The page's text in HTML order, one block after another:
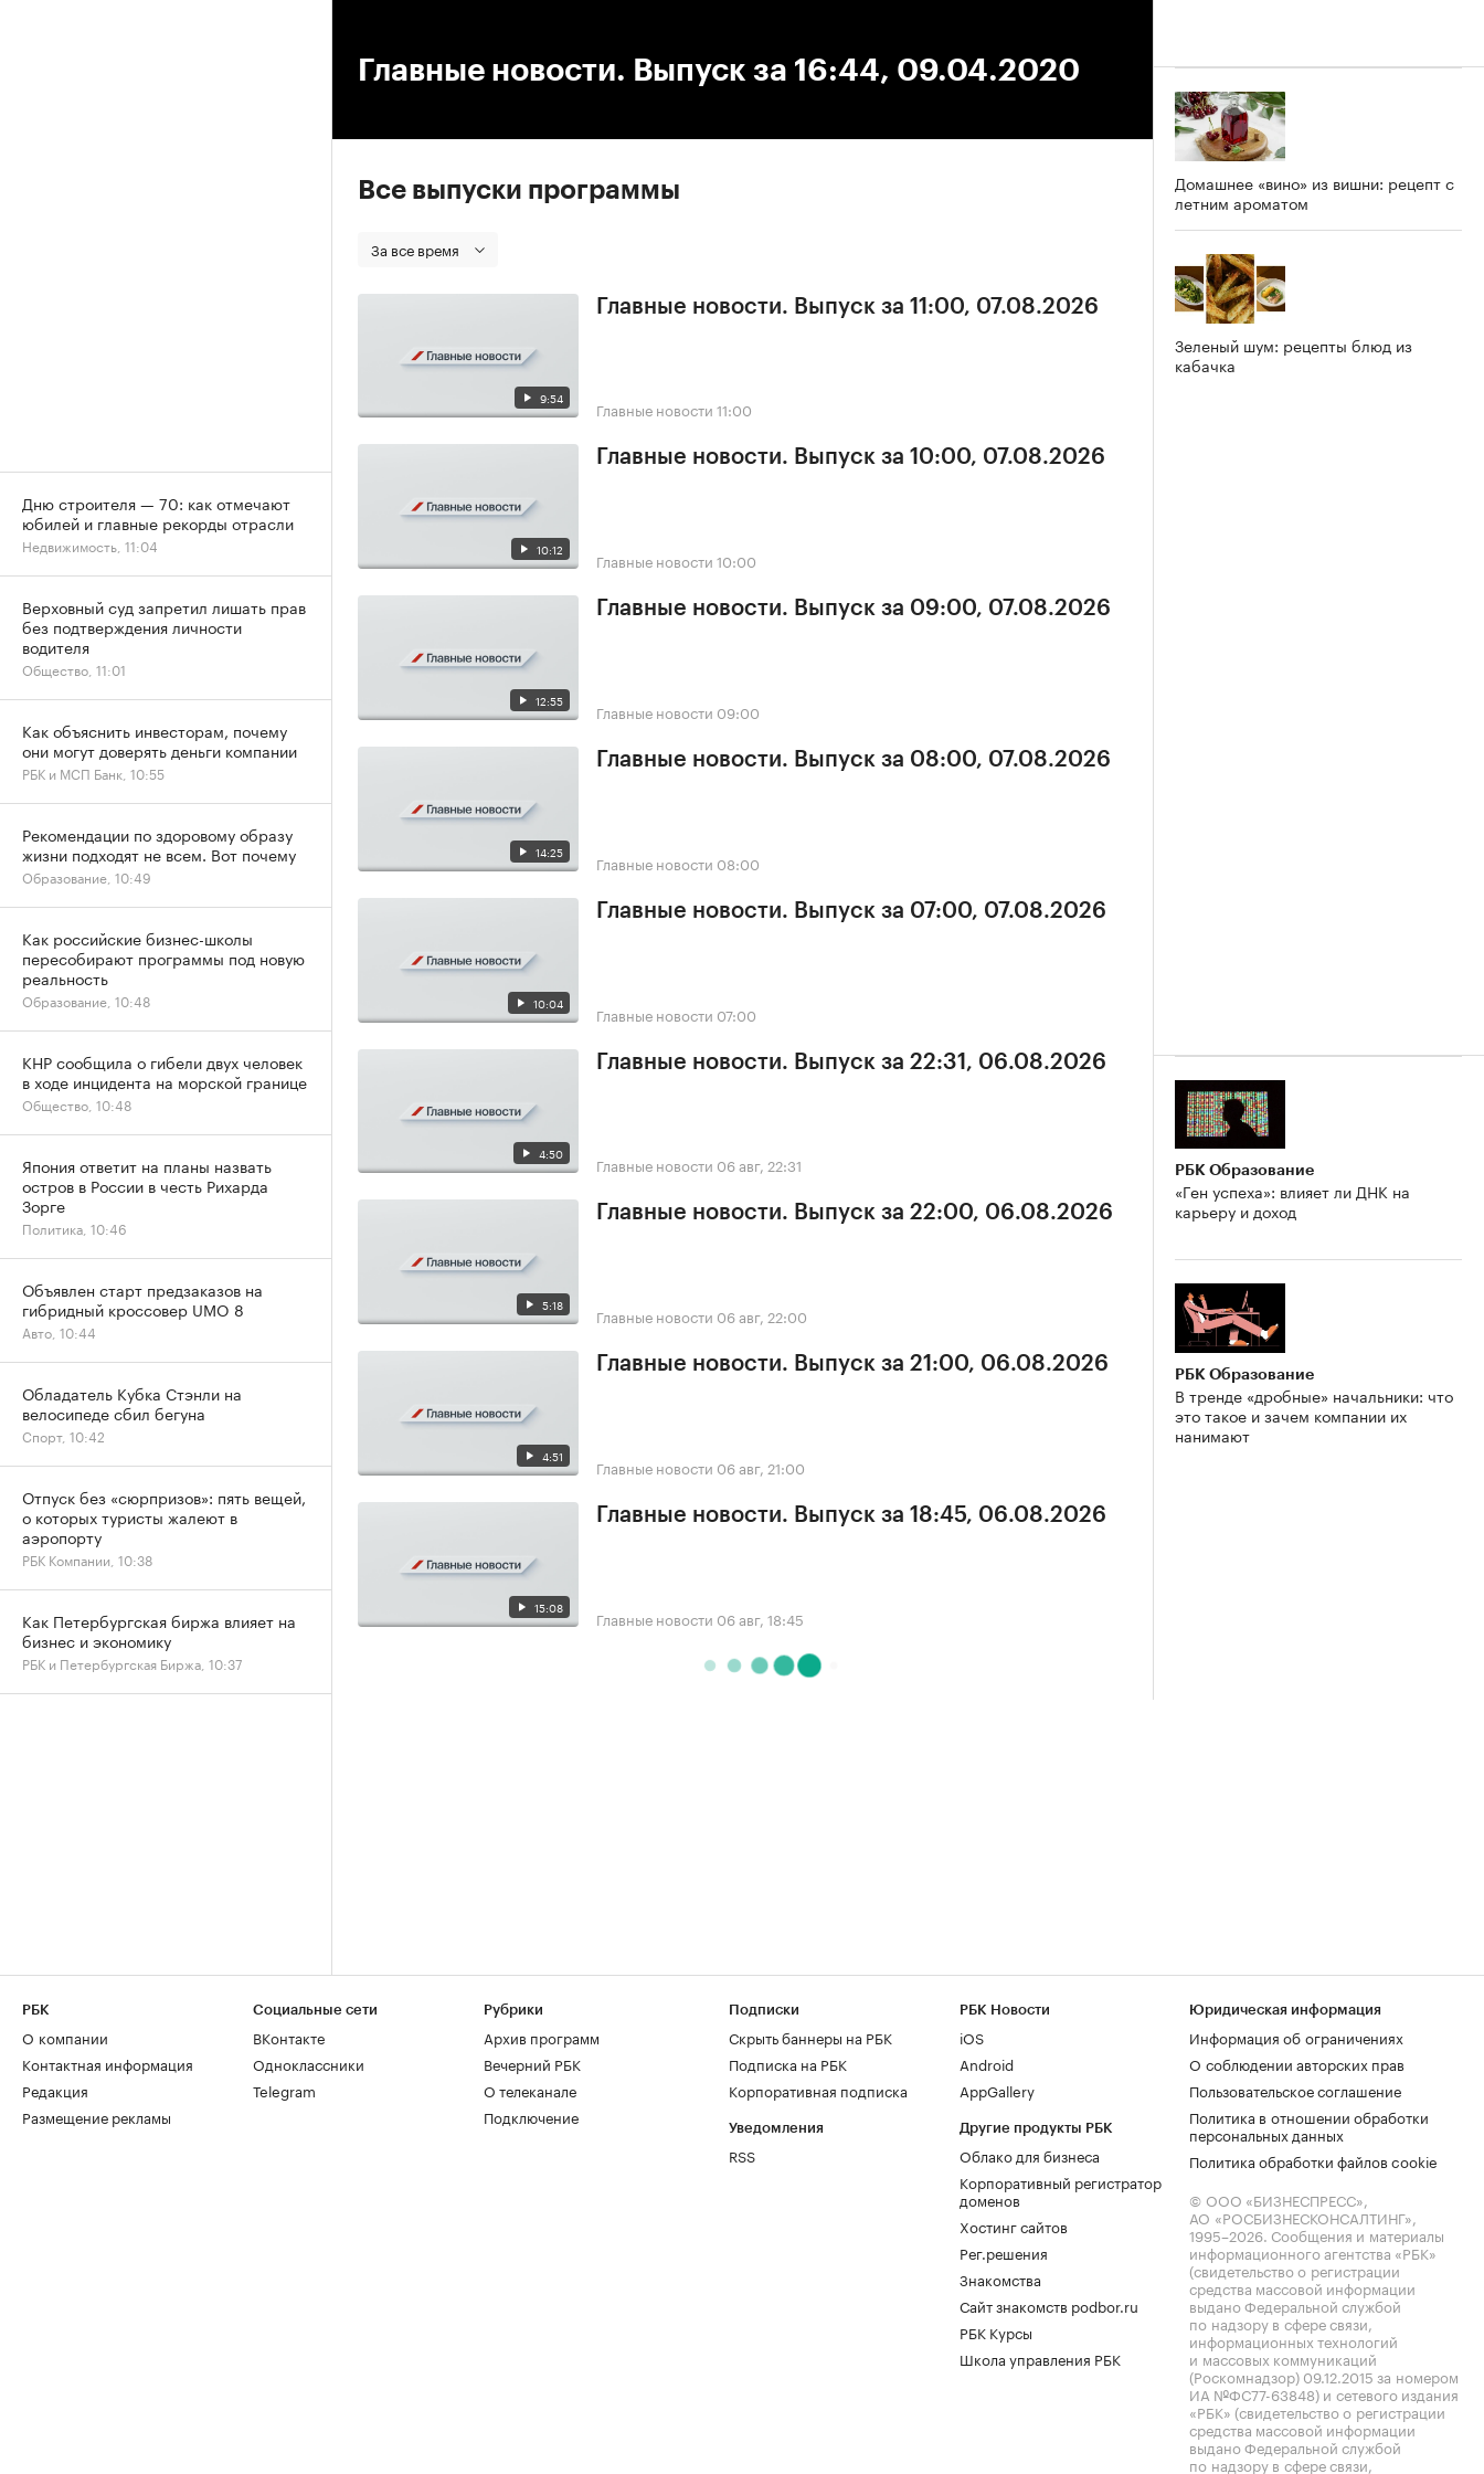
Главные новости. Выпуск за 16:44, 09.04.2020
Все выпуски программы
За все время
9:54
Главные новости. Выпуск за 11:00, 07.08.2026
Главные новости 11:00
10:12
Главные новости. Выпуск за 10:00, 07.08.2026
Главные новости 10:00
12:55
Главные новости. Выпуск за 09:00, 07.08.2026
Главные новости 09:00
14:25
Главные новости. Выпуск за 08:00, 07.08.2026
Главные новости 08:00
10:04
Главные новости. Выпуск за 07:00, 07.08.2026
Главные новости 07:00
4:50
Главные новости. Выпуск за 22:31, 06.08.2026
Главные новости 06 авг, 22:31
5:18
Главные новости. Выпуск за 22:00, 06.08.2026
Главные новости 06 авг, 22:00
4:51
Главные новости. Выпуск за 21:00, 06.08.2026
Главные новости 06 авг, 21:00
15:08
Главные новости. Выпуск за 18:45, 06.08.2026
Главные новости 06 авг, 18:45
Домашнее «вино» из вишни: рецепт с
летним ароматом
Зеленый шум: рецепты блюд из
кабачка
РБК Образование
«Ген успеха»: влияет ли ДНК на
карьеру и доход
РБК Образование
В тренде «дробные» начальники: что
это такое и зачем компании их
нанимают
Дню строителя — 70: как отмечают
юбилей и главные рекорды отрасли
Недвижимость, 11:04
Верховный суд запретил лишать прав
без подтверждения личности
водителя
Общество, 11:01
Как объяснить инвесторам, почему
они могут доверять деньги компании
РБК и МСП Банк, 10:55
Рекомендации по здоровому образу
жизни подходят не всем. Вот почему
Образование, 10:49
Как российские бизнес-школы
пересобирают программы под новую
реальность
Образование, 10:48
КНР сообщила о гибели двух человек
в ходе инцидента на морской границе
Общество, 10:48
Япония ответит на планы назвать
остров в России в честь Рихарда
Зорге
Политика, 10:46
Объявлен старт предзаказов на
гибридный кроссовер UMO 8
Авто, 10:44
Обладатель Кубка Стэнли на
велосипеде сбил бегуна
Спорт, 10:42
Отпуск без «сюрпризов»: пять вещей,
о которых туристы жалеют в
аэропорту
РБК Компании, 10:38
Как Петербургская биржа влияет на
бизнес и экономику
РБК и Петербургская Биржа, 10:37
РБК
О компании
Контактная информация
Редакция
Размещение рекламы
Социальные сети
ВКонтакте
Одноклассники
Telegram
Рубрики
Архив программ
Вечерний РБК
О телеканале
Подключение
Подписки
Скрыть баннеры на РБК
Подписка на РБК
Корпоративная подписка
Уведомления
RSS
РБК Новости
iOS
Android
AppGallery
Другие продукты РБК
Облако для бизнеса
Корпоративный регистратор
доменов
Хостинг сайтов
Рег.решения
Знакомства
Сайт знакомств podbor.ru
РБК Курсы
Школа управления РБК
Юридическая информация
Информация об ограничениях
О соблюдении авторских прав
Пользовательское соглашение
Политика в отношении обработки
персональных данных
Политика обработки файлов cookie
© ООО «БИЗНЕСПРЕСС»,
АО «РОСБИЗНЕСКОНСАЛТИНГ»,
1995–2026. Сообщения и материалы
информационного агентства «РБК»
(свидетельство о регистрации
средства массовой информации
выдано Федеральной службой
по надзору в сфере связи,
информационных технологий
и массовых коммуникаций
(Роскомнадзор) 09.12.2015 за номером
ИА №ФС77-63848) и сетевого издания
«РБК» (свидетельство о регистрации
средства массовой информации
выдано Федеральной службой
по надзору в сфере связи,